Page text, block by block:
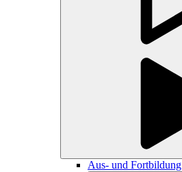
Aus- und Fortbildung